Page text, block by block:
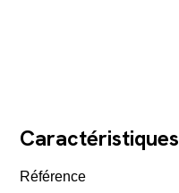
Caractéristiques
Référence